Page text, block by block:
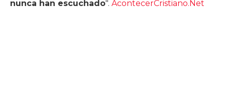
nunca han escuchado". AcontecerCristiano.Net